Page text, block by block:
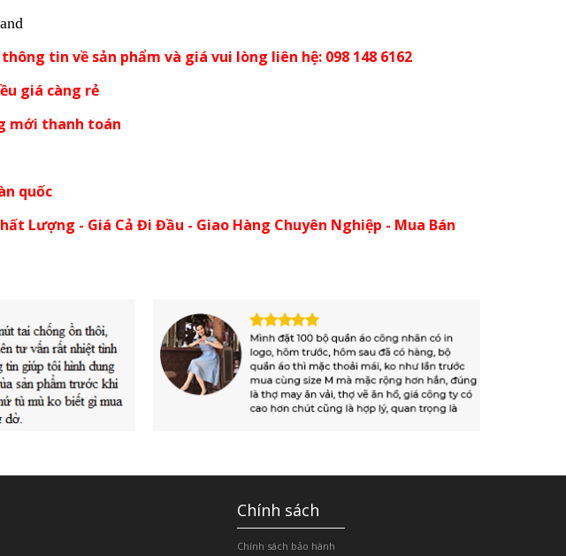
tin về sản phẩm và giá vui lòng liên hệ: 098 148 6162
giá càng rẻ
mới thanh toán
quốc
Lượng - Giá Cả Đi Đầu - Giao Hàng Chuyên Nghiệp - Mua Bán
Chính sách
Chính sách bảo hành